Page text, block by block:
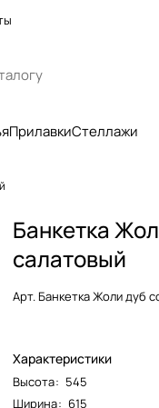
ПрилавкиСтеллажи
Банкетка
салатовый
Арт.Банкетка Жоли дуб
Характеристики
Высота: 545
Ширина: 615